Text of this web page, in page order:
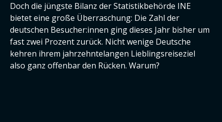
Doch die jüngste Bilanz der Statistikbehörde INE
bietet eine große Überraschung: Die Zahl der
deutschen Besucher:innen ging dieses Jahr bisher um
fast zwei Prozent zurück. Nicht wenige Deutsche
kehren ihrem jahrzehntelangen Lieblingsreiseziel
also ganz offenbar den Rücken. Warum?